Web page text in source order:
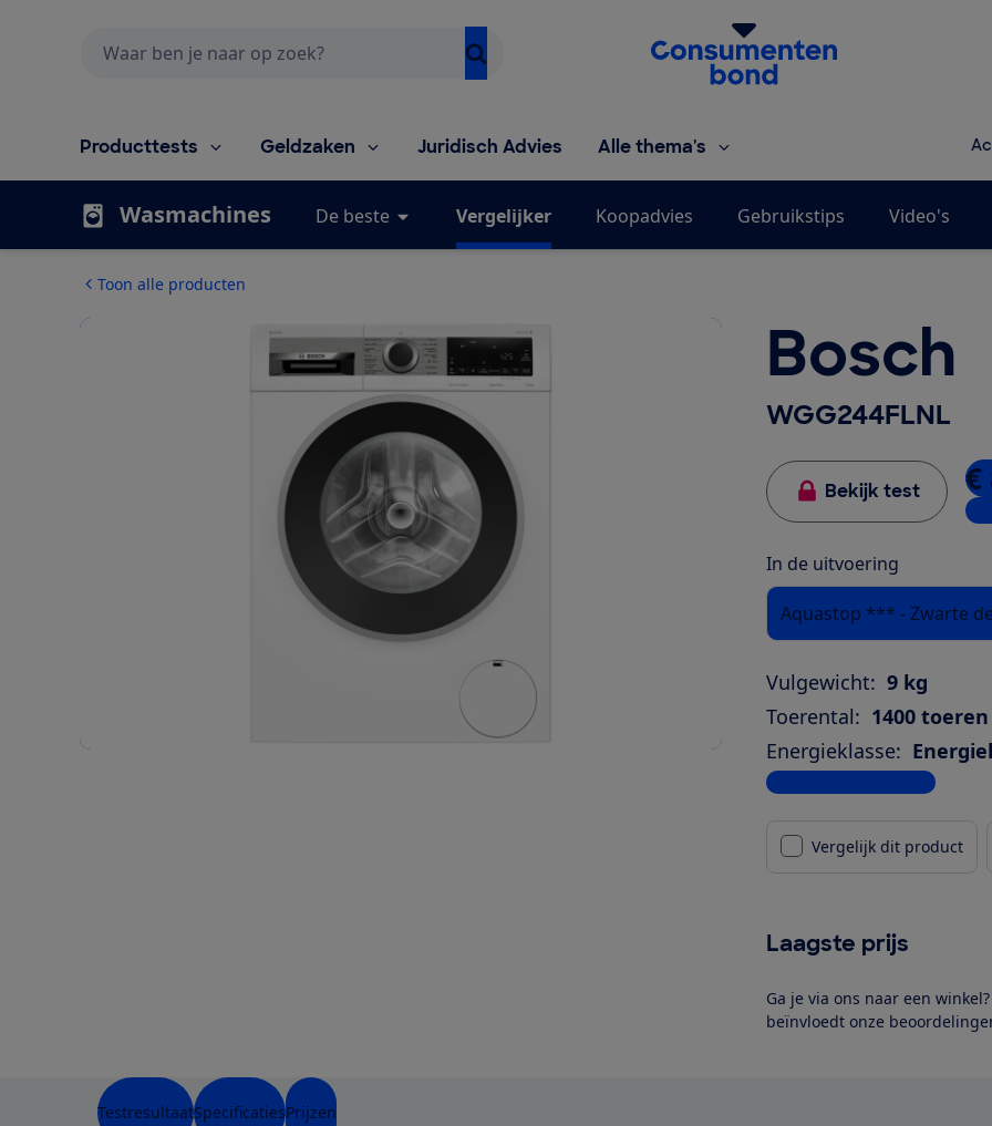
Homepage van de Consumentenbond
Producttests Geldzaken Juridisch Advies Alle thema's
Wasmachines De beste Vergelijker Koopadvies Gebruikstips Video's
Toon alle producten
Bosch
WGG244FLNL
Bekijk test €
1
In de uitvoering
Aquastop *** - Zwarte
Vulgewicht: 9 kg
Toerental: 1400 toeren
Energieklasse:
Bekijk alle specificaties
Vergelijk dit product
Laagste prijs
Ga je via ons naar een
beïnvloedt onze
TestresultaatSpecificatiesPrijzen